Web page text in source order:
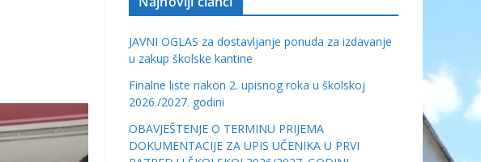
JAVNI OGLAS za dostavljanje ponuda za izdavanje
u zakup školske kantine
Finalne liste nakon 2. upisnog roka u školskoj
2026./2027. godini
OBAVJEŠTENJE O TERMINU PRIJEMA
DOKUMENTACIJE ZA UPIS UČENIKA U PRVI